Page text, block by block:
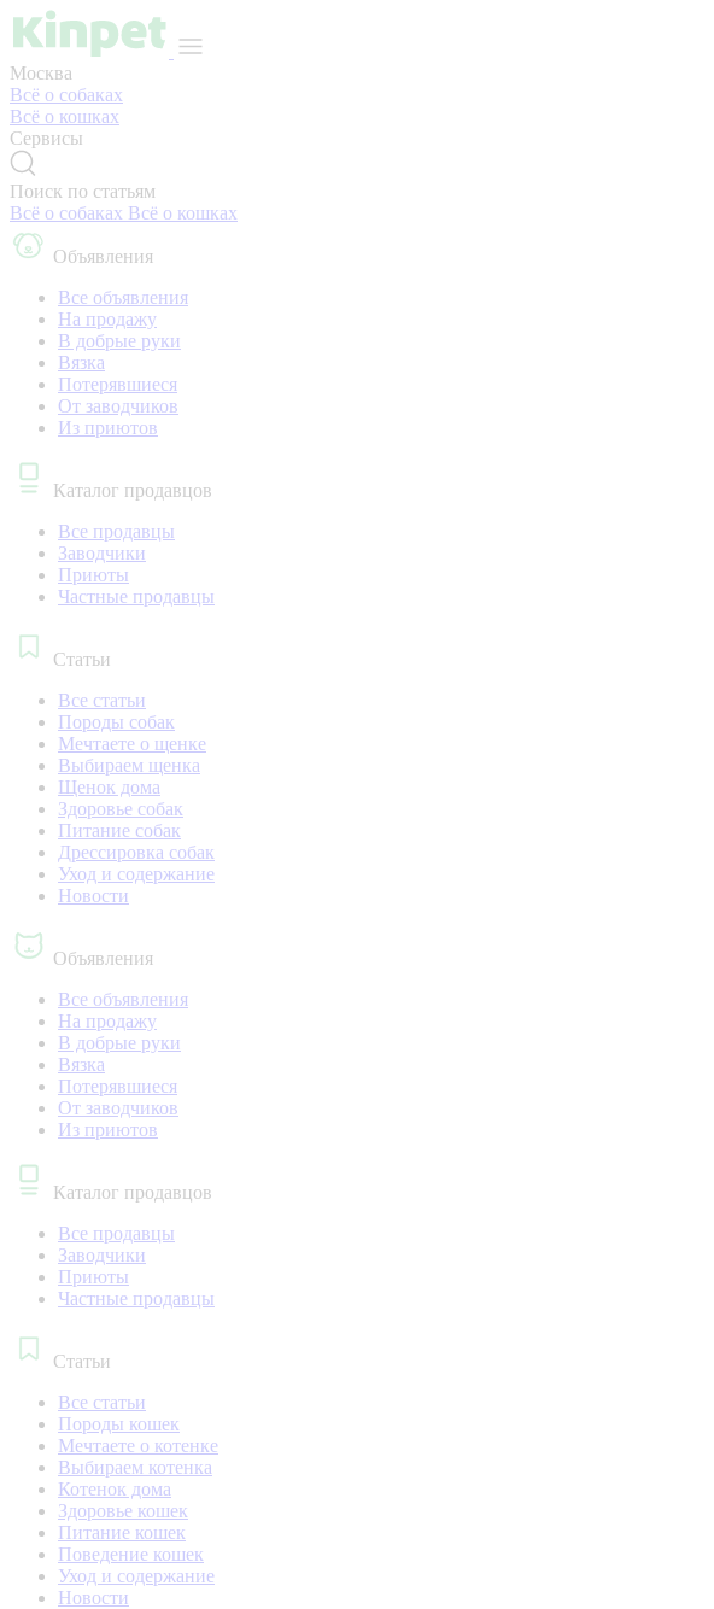
Москва
Всё о собаках
Всё о кошках
Сервисы
Поиск по статьям
Всё о собаках Всё о кошках
Объявления
Все объявления
На продажу
В добрые руки
Вязка
Потерявшиеся
От заводчиков
Из приютов
Каталог продавцов
Все продавцы
Заводчики
Приюты
Частные продавцы
Статьи
Все статьи
Породы собак
Мечтаете о щенке
Выбираем щенка
Щенок дома
Здоровье собак
Питание собак
Дрессировка собак
Уход и содержание
Новости
Объявления
Все объявления
На продажу
В добрые руки
Вязка
Потерявшиеся
От заводчиков
Из приютов
Каталог продавцов
Все продавцы
Заводчики
Приюты
Частные продавцы
Статьи
Все статьи
Породы кошек
Мечтаете о котенке
Выбираем котенка
Котенок дома
Здоровье кошек
Питание кошек
Поведение кошек
Уход и содержание
Новости